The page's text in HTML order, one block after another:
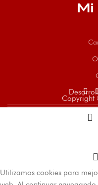
Mi
Copyright
Utilizamos cookies para